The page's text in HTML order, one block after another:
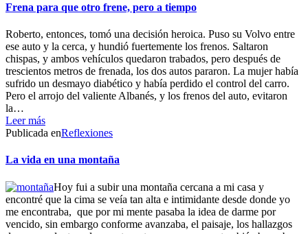
Frena para que otro frene, pero a tiempo
Roberto, entonces, tomó una decisión heroica. Puso su Volvo entre
ese auto y la cerca, y hundió fuertemente los frenos. Saltaron
chispas, y ambos vehículos quedaron trabados, pero después de
trescientos metros de frenada, los dos autos pararon. La mujer había
sufrido un desmayo diabético y había perdido el control del carro.
Pero el arrojo del valiente Albanés, y los frenos del auto, evitaron
la…
Leer más
Publicada enReflexiones
La vida en una montaña
Hoy fui a subir una montaña cercana a mi casa y
encontré que la cima se veía tan alta e intimidante desde donde yo
me encontraba, que por mi mente pasaba la idea de darme por
vencido, sin embargo conforme avanzaba, el paisaje, los hallazgos